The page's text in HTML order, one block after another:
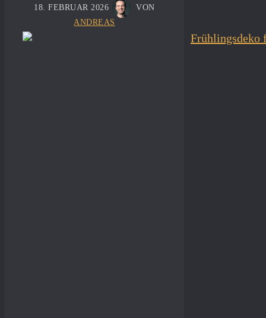
18. FEBRUAR 2026
VON
ANDREAS